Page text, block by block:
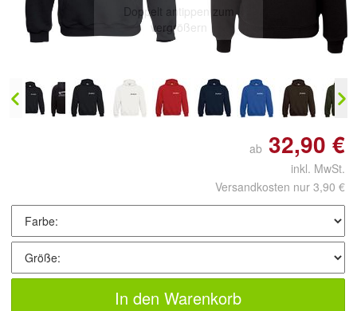
Doppelt antippen zum
vergrößern
ab 32,90 €
inkl. MwSt.
Versandkosten nur 3,90 €
In den Warenkorb